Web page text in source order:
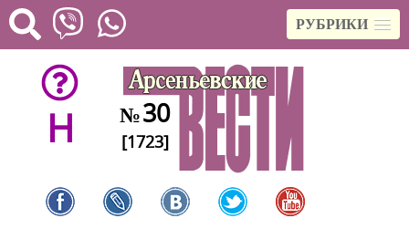
РУБРИКИ
H №30
[1723]